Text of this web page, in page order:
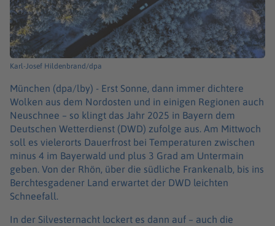
Karl-Josef Hildenbrand/dpa
München (dpa/lby) - Erst Sonne, dann immer dichtere
Wolken aus dem Nordosten und in einigen Regionen auch
Neuschnee – so klingt das Jahr 2025 in Bayern dem
Deutschen Wetterdienst (DWD) zufolge aus. Am Mittwoch
soll es vielerorts Dauerfrost bei Temperaturen zwischen
minus 4 im Bayerwald und plus 3 Grad am Untermain
geben. Von der Rhön, über die südliche Frankenalb, bis ins
Berchtesgadener Land erwartet der DWD leichten
Schneefall.
In der Silvesternacht lockert es dann auf – auch die